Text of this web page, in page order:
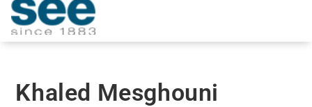
Khaled Mesghouni